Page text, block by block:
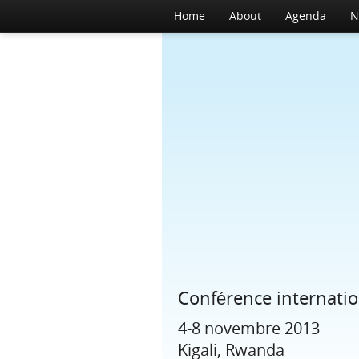
Accueil A propos Agenda
Conférence
4-8 novembre 2013
Kigali, Rwanda
Home About Agenda